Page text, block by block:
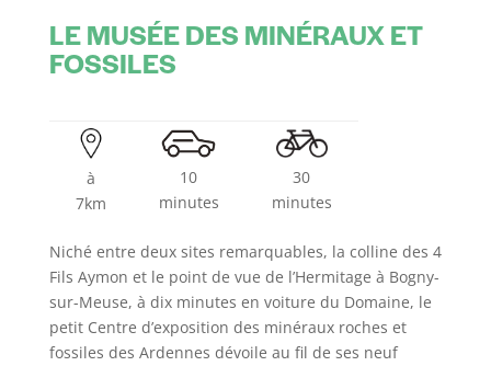
LE MUSÉE DES MINÉRAUX ET
FOSSILES
à
7km
10
minutes
30
minutes
​Niché entre deux sites remarquables, la colline des 4
Fils Aymon et le point de vue de l’Hermitage à Bogny-
sur-Meuse, à dix minutes en voiture du Domaine, le
petit Centre d’exposition des minéraux roches et
fossiles des Ardennes dévoile au fil de ses neuf